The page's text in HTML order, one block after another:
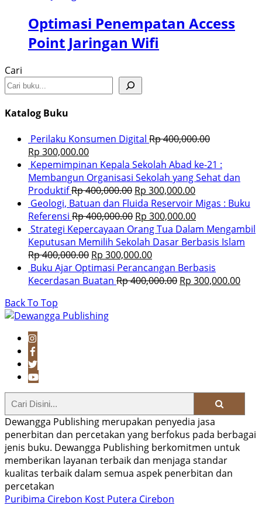
Optimasi Penempatan Access
Point Jaringan Wifi
Cari
Katalog Buku
Perilaku Konsumen Digital Rp400,000.00
Rp 300,000.00
Kepemimpinan Kepala Sekolah Abad ke-21 :
Membangun Organisasi Sekolah yang Sehat dan
ProduktifRp400,000.00 Rp 300,000.00
Geologi, Batuan dan Fluida Reservoir Migas : Buku
Referensi Rp400,000.00 Rp 300,000.00
Strategi Kepercayaan Orang Tua Dalam Mengambil
Keputusan Memilih Sekolah Dasar Berbasis Islam
Rp400,000.00 Rp 300,000.00
Buku Ajar Optimasi Perancangan Berbasis
Kecerdasan Buatan Rp400,000.00 Rp 300,000.00
Back To Top
Dewangga Publishing merupakan penyedia jasa
penerbitan dan percetakan yang berfokus pada berbagai
jenis buku. Dewangga Publishing berkomitmen untuk
memberikan layanan terbaik dan menjaga standar
kualitas terbaik dalam semua aspek penerbitan dan
percetakan
Puribima Cirebon Kost Putera Cirebon